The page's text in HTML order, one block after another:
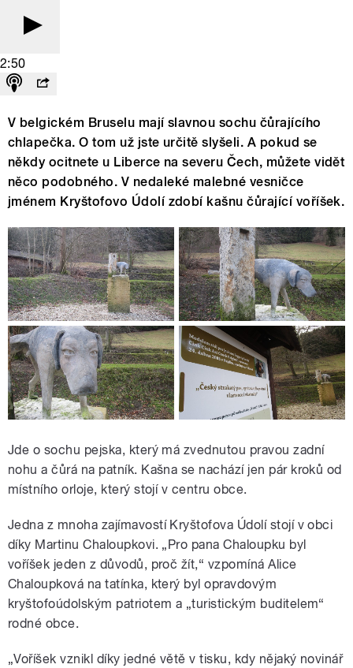
2:50
V belgickém Bruselu mají slavnou sochu čůrajícího
chlapečka. O tom už jste určitě slyšeli. A pokud se
někdy ocitnete u Liberce na severu Čech, můžete vidět
něco podobného. V nedaleké malebné vesničce
jménem Kryštofovo Údolí zdobí kašnu čůrající voříšek.
Jde o sochu pejska, který má zvednutou pravou zadní
nohu a čůrá na patník. Kašna se nachází jen pár kroků od
místního orloje, který stojí v centru obce.
Jedna z mnoha zajímavostí Kryštofova Údolí stojí v obci
díky Martinu Chaloupkovi. „Pro pana Chaloupku byl
voříšek jeden z důvodů, proč žít,“ vzpomíná Alice
Chaloupková na tatínka, který byl opravdovým
kryštofoúdolským patriotem a „turistickým buditelem“
rodné obce.
„Voříšek vznikl díky jedné větě v tisku, kdy nějaký novinář